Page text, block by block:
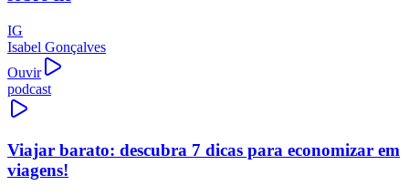
IG
Isabel Gonçalves
Ouvir
podcast
Viajar barato: descubra 7 dicas para economizar em
viagens!